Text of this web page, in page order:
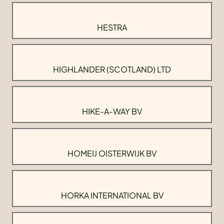
HESTRA
HIGHLANDER (SCOTLAND) LTD
HIKE-A-WAY BV
HOMEIJ OISTERWIJK BV
HORKA INTERNATIONAL BV